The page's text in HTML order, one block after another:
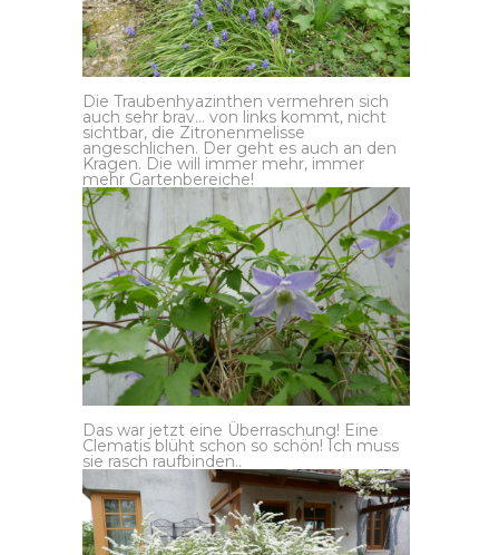
Die Traubenhyazinthen vermehren sich
auch sehr brav… von links kommt, nicht
sichtbar, die Zitronenmelisse
angeschlichen. Der geht es auch an den
Kragen. Die will immer mehr, immer
mehr Gartenbereiche!
Das war jetzt eine Überraschung! Eine
Clematis blüht schon so schön! Ich muss
sie rasch raufbinden..